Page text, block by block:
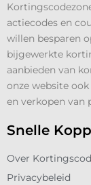
actiecodes en
willen besparen
bijgewerkte
aanbieden van
onze website
en verkopen van
Snelle
Over
Privacybeleid